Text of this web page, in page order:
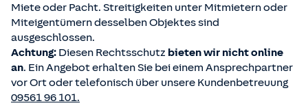
Miete oder Pacht. Streitigkeiten unter Mitmietern oder
Miteigentümern desselben Objektes sind
ausgeschlossen.
Achtung: Diesen Rechtsschutz bieten wir nicht online
an. Ein Angebot erhalten Sie bei einem Ansprechpartner
vor Ort oder telefonisch über unsere Kundenbetreuung
09561 96 101.